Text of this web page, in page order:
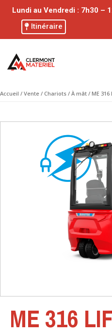
Lundi au Vendredi : 7h30 –
Itinéraire
Accueil / Vente / Chariots / À mât / ME 316
ME 316